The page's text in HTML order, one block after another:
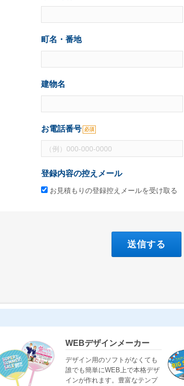
町名・番地
建物名
お電話番号 必須
登録内容の控えメール
お見積もりの登録控えメールを受け取る
WEBデザインメーカー
デザイン用のソフトがなくても
誰でも簡単にWEB上で本格デザ
インが作れます。豊富なテンプ